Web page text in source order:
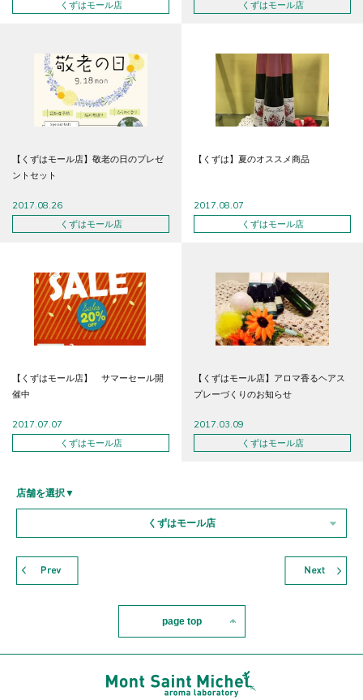
くずはモール店 くずはモール店
【くずはモール店】敬老の日のプレゼ
ントセット
2017.08.26
くずはモール店
【くずは】夏のオススメ商品
2017.08.07
くずはモール店
【くずはモール店】 サマーセール開
催中
2017.07.07
くずはモール店
【くずはモール店】アロマ香るヘアス
プレーづくりのお知らせ
2017.03.09
くずはモール店
店舗を選択▼
くずはモール店
page top